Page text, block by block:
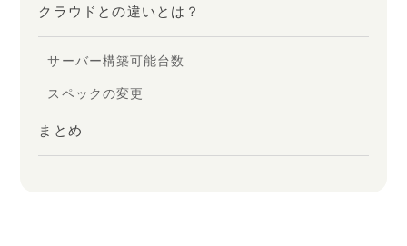
クラウドとの違いとは？
サーバー構築可能台数
スペックの変更
まとめ